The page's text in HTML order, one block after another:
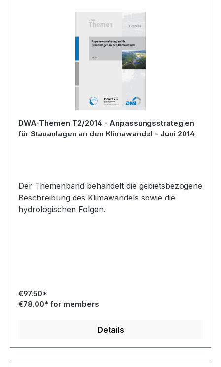
DWA-Themen T2/2014 - Anpassungsstrategien
für Stauanlagen an den Klimawandel - Juni 2014
Der Themenband behandelt die gebietsbezogene
Beschreibung des Klimawandels sowie die
hydrologischen Folgen.
€97.50*
€78.00* for members
Details